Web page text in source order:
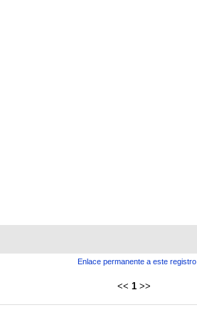
Enlace permanente a este registro
<< 1 >>